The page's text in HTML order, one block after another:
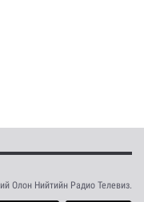
Олон Нийтийн Радио Телевиз.